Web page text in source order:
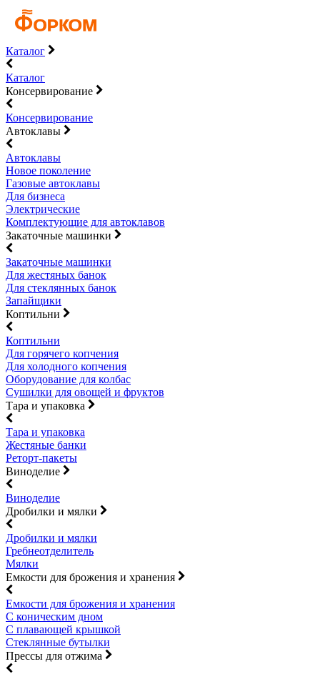
Каталог
Каталог
Консервирование
Консервирование
Автоклавы
Автоклавы
Новое поколение
Газовые автоклавы
Для бизнеса
Электрические
Комплектующие для автоклавов
Закаточные машинки
Закаточные машинки
Для жестяных банок
Для стеклянных банок
Запайщики
Коптильни
Коптильни
Для горячего копчения
Для холодного копчения
Оборудование для колбас
Сушилки для овощей и фруктов
Тара и упаковка
Тара и упаковка
Жестяные банки
Реторт-пакеты
Виноделие
Виноделие
Дробилки и мялки
Дробилки и мялки
Гребнеотделитель
Мялки
Емкости для брожения и хранения
Емкости для брожения и хранения
С коническим дном
С плавающей крышкой
Стеклянные бутылки
Прессы для отжима